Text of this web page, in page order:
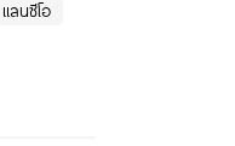
แลนซีโอ